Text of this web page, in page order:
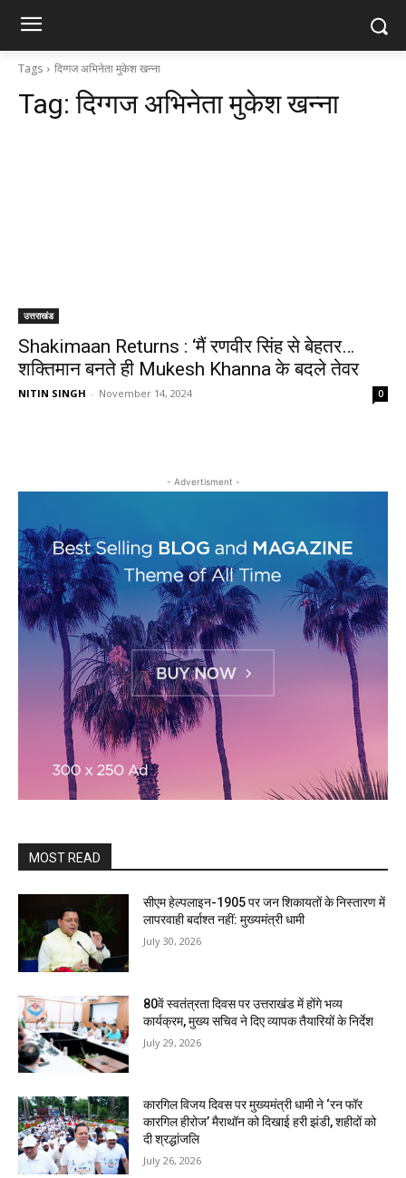
Tags दिग्गज अभिनेता मुकेश खन्ना
Tag:दिग्गज अभिनेता मुकेश खन्ना
उत्तराखंड
Shakimaan Returns : ‘मैं रणवीर सिंह से बेहतर…
शक्तिमान बनते ही Mukesh Khanna के बदले तेवर
NITIN SINGH - November 14, 2024 0
- Advertisment -
MOST READ
सीएम हेल्पलाइन-1905 पर जन शिकायतों के निस्तारण में
लापरवाही बर्दाश्त नहीं: मुख्यमंत्री धामी
July 30, 2026
80वें स्वतंत्रता दिवस पर उत्तराखंड में होंगे भव्य
कार्यक्रम, मुख्य सचिव ने दिए व्यापक तैयारियों के निर्देश
July 29, 2026
कारगिल विजय दिवस पर मुख्यमंत्री धामी ने ‘रन फॉर
कारगिल हीरोज’ मैराथॉन को दिखाई हरी झंडी, शहीदों को
दी श्रद्धांजलि
July 26, 2026